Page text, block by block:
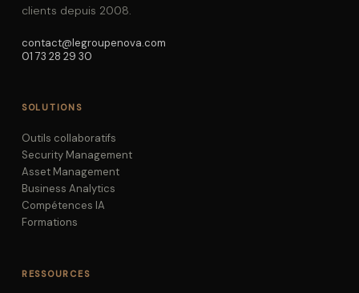
clients depuis 2008.
contact@legroupenova.com
01 73 28 29 30
SOLUTIONS
Outils collaboratifs
Security Management
Asset Management
Business Analytics
Compétences IA
Formations
RESSOURCES